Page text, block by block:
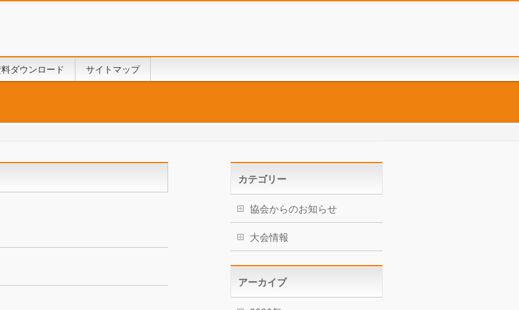
料ダウンロード サイトマップ
カテゴリー
協会からのお知らせ
大会情報
アーカイブ